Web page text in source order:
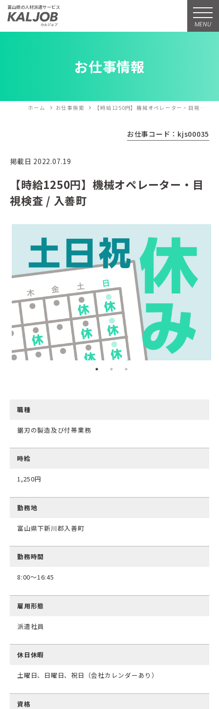
富山県の人材派遣サービス
MENU
お仕事情報
ホーム お仕事検索 【時給1250円】機械オペレーター・目視…
お仕事コード：kjs00035
掲載日 2022.07.19
【時給1250円】機械オペレーター・目
視検査 / 入善町
職種
鋸刃の製造及び付帯業務
時給
1,250円
勤務地
富山県下新川郡入善町
勤務時間
8:00～16:45
雇用形態
派遣社員
休日休暇
土曜日、日曜日、祝日（会社カレンダーあり）
資格